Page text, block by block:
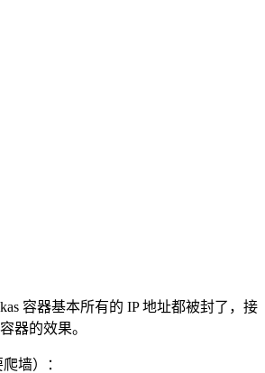
容器基本所有的 IP 地址都被封了，接
器的效果。
墙）：